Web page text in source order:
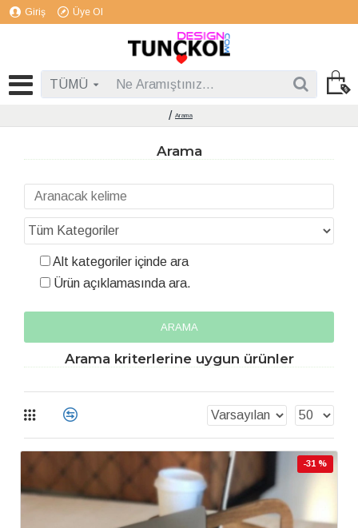
Giriş Üye Ol
TÜMÜ
Arama
Arama
Alt kategoriler içinde ara
Ürün açıklamasında ara.
ARAMA
Arama kriterlerine uygun ürünler
-31 %